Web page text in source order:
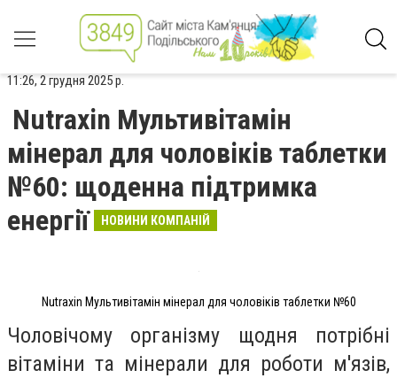
11:26, 2 грудня 2025 р.
Nutraxin Мультивітамін
мінерал для чоловіків таблетки
№60: щоденна підтримка
енергії
НОВИНИ КОМПАНІЙ
Nutraxin Мультивітамін мінерал для чоловіків таблетки №60
Чоловічому організму щодня потрібні
вітаміни та мінерали для роботи м'язів,